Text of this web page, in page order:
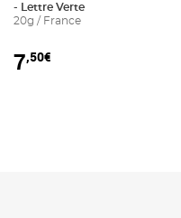
au panier
- Lettre Verte
20g / France
7,50€